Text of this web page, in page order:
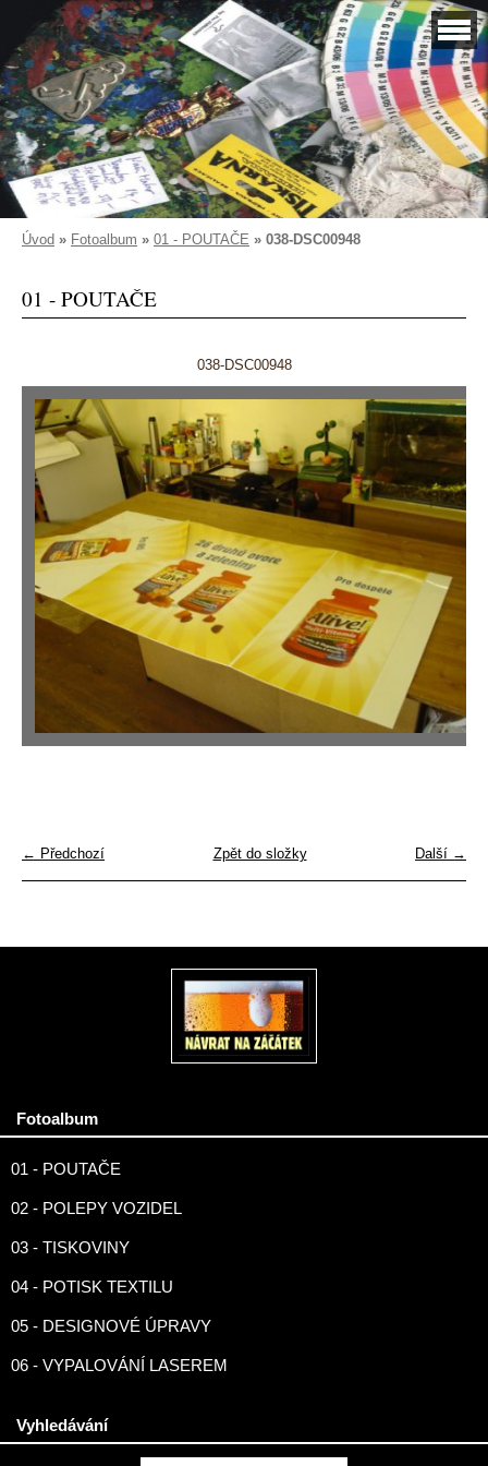
Úvod » Fotoalbum » 01 - POUTAČE » 038-DSC00948
01 - POUTAČE
038-DSC00948
← Předchozí Další →
Zpět do složky
Fotoalbum
01 - POUTAČE
02 - POLEPY VOZIDEL
03 - TISKOVINY
04 - POTISK TEXTILU
05 - DESIGNOVÉ ÚPRAVY
06 - VYPALOVÁNÍ LASEREM
Vyhledávání